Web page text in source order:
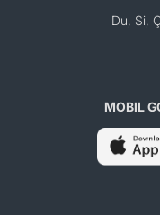
Du, Si,
MOBIL